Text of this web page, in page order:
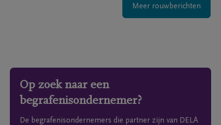
Meer rouwberichten
Op zoek naar een
begrafenisondernemer?
De begrafenisondernemers die partner zijn van DELA